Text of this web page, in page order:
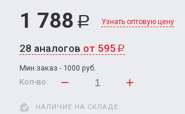
1 788 Р Узнать оптовую цену
28 аналогов от 595 Р
Мин.заказ - 1000 руб.
Кол-во:
НАЛИЧИЕ НА СКЛАДЕ: